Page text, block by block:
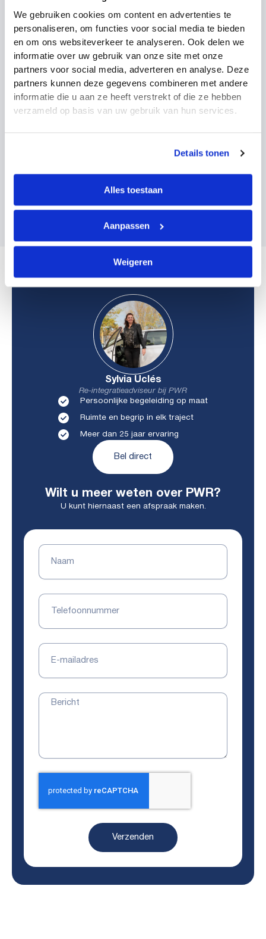
We gebruiken cookies om content en advertenties te
personaliseren, om functies voor social media te bieden
en om ons websiteverkeer te analyseren. Ook delen we
informatie over uw gebruik van onze site met onze
partners voor social media, adverteren en analyse. Deze
partners kunnen deze gegevens combineren met andere
informatie die u aan ze heeft verstrekt of die ze hebben
verzameld op basis van uw gebruik van hun services.
Details tonen
Alles toestaan
Aanpassen
Weigeren
Kan ik het traject pauzeren als mijn gezondheid
wisselt?
Word ik gedwongen om werk te accepteren?
Wordt mijn loon doorbetaald tijdens 2e spoor?
Sylvia Uclés
Re-integratieadviseur bij PWR
Persoonlijke begeleiding op maat
Ruimte en begrip in elk traject
Meer dan 25 jaar ervaring
Bel direct
Wilt u meer weten over PWR?
U kunt hiernaast een afspraak maken.
Naam
Telefoonnummer
E-
mailadres
Bericht
Verzenden